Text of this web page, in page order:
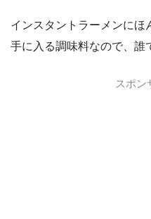
インスタントラーメンにほ
手に入る調味料なので、誰
スポン